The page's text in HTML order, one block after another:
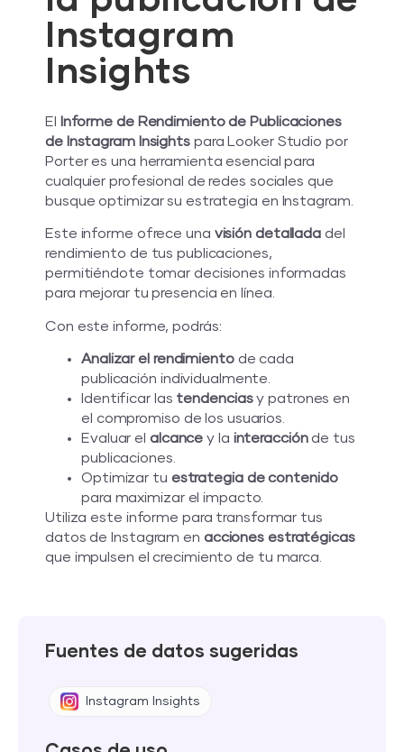
Instagram
Insights
El
Informe de Rendimiento de Publicaciones
de Instagram Insightspara Looker Studio por
Porter es una herramienta esencial para
cualquier profesional de redes sociales que
busque optimizar su estrategia en Instagram.
Este informe ofrece una visión detallada del
rendimiento de tus publicaciones,
permitiéndote tomar decisiones informadas
para mejorar tu presencia en línea.
Con este informe, podrás:
Analizar el rendimientode cada
publicación individualmente.
Identificar las tendenciasy patrones en
el compromiso de los usuarios.
Evaluar el alcance y la interacciónde tus
publicaciones.
Optimizar tu estrategia de contenido
para maximizar el impacto.
Utiliza este informe para transformar tus
datos de Instagram en acciones estratégicas
que impulsen el crecimiento de tu marca.
Fuentes de datos sugeridas
Instagram Insights